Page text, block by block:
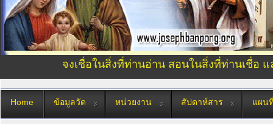
จงเชื่อในสิ่งที่ท่านอ่าน สอนในสิ่งที่ท่านเชื่อ
Home ข้อมูลวัด หน่วยงาน สัปดาห์สาร แผน